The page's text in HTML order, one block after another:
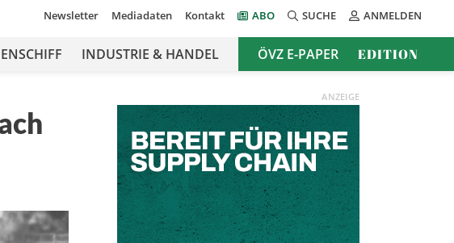
Newsletter Mediadaten Kontakt ABO SUCHE ANMELDEN
INDUSTRIE & HANDEL ÖVZ E-PAPER EDITION
ANZEIGE